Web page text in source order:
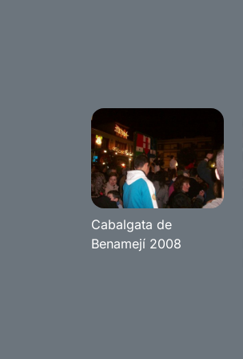
Cabalgata de
Benamejí 2008